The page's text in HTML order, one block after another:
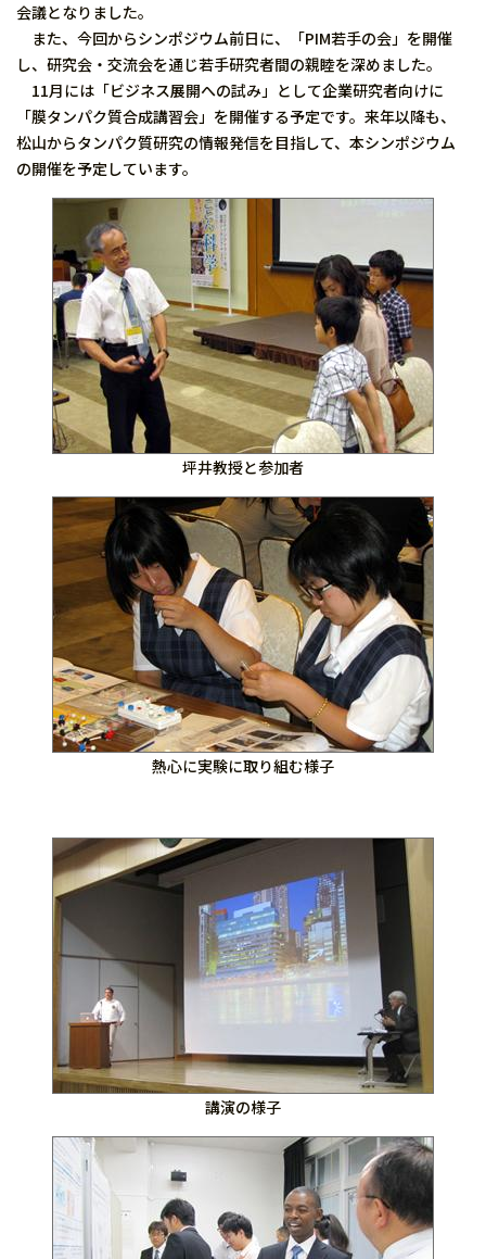
会議となりました。
また、今回からシンポジウム前日に、「PIM若手の会」を開催
し、研究会・交流会を通じ若手研究者間の親睦を深めました。
11月には「ビジネス展開への試み」として企業研究者向けに
「膜タンパク質合成講習会」を開催する予定です。来年以降も、
松山からタンパク質研究の情報発信を目指して、本シンポジウム
の開催を予定しています。
坪井教授と参加者
熱心に実験に取り組む様子
講演の様子